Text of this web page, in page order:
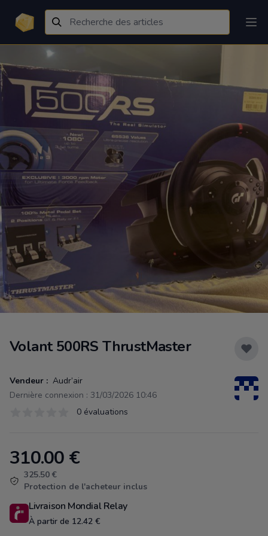
Volant 500RS ThrustMaster
Vendeur : Audr’air
Dernière connexion : 31/03/2026 10:46
0 évaluations
Product information
310.00 €
325.50 €
Protection de l'acheteur inclus
Livraison Mondial Relay
À partir de 12.42 €